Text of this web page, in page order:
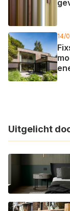
14/
Uitgelicht